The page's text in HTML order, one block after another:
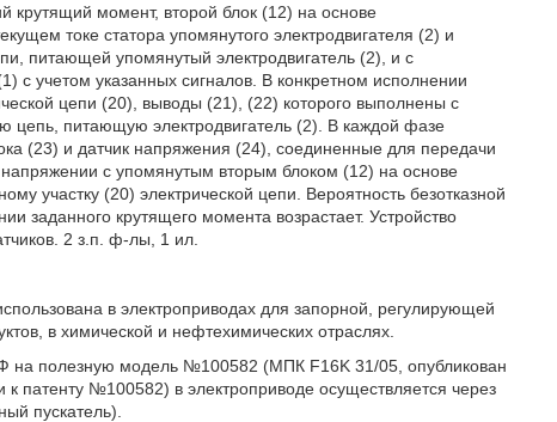
крутящий момент, второй блок (12) на основе
токе статора упомянутого электродвигателя (2) и
питающей упомянутый электродвигатель (2), и с
с учетом указанных сигналов. В конкретном исполнении
цепи (20), выводы (21), (22) которого выполнены с
цепь, питающую электродвигатель (2). В каждой фазе
(23) и датчик напряжения (24), соединенные для передачи
с упомянутым вторым блоком (12) на основе
участку (20) электрической цепи. Вероятность безотказной
заданного крутящего момента возрастает. Устройство
2 з.п. ф-лы, 1 ил.
в электроприводах для запорной, регулирующей
в химической и нефтехимических отраслях.
на полезную модель №100582 (МПК F16K 31/05, опубликован
патенту №100582) в электроприводе осуществляется через
пускатель).